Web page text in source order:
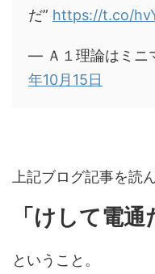
だ” https://t.co/
— Ａ１理論はミニ
年10月15日
上記ブログ記事を読
「けして電
ということ。